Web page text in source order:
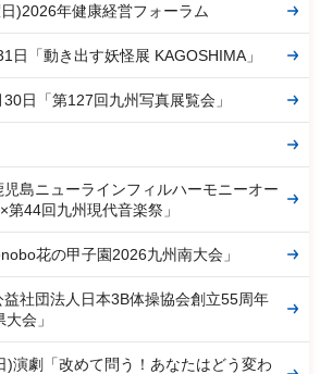
)2026年健康経営フォーラム
日「動き出す妖怪展 KAGOSHIMA」
日「第127回九州写真展覧会」
島ニューラインフィルハーモニーオー
44回九州現代音楽祭」
花の甲子園2026九州南大会」
社団法人日本3B体操協会創立55周年
会」
)演劇「改めて問う！あなたはどう変わ